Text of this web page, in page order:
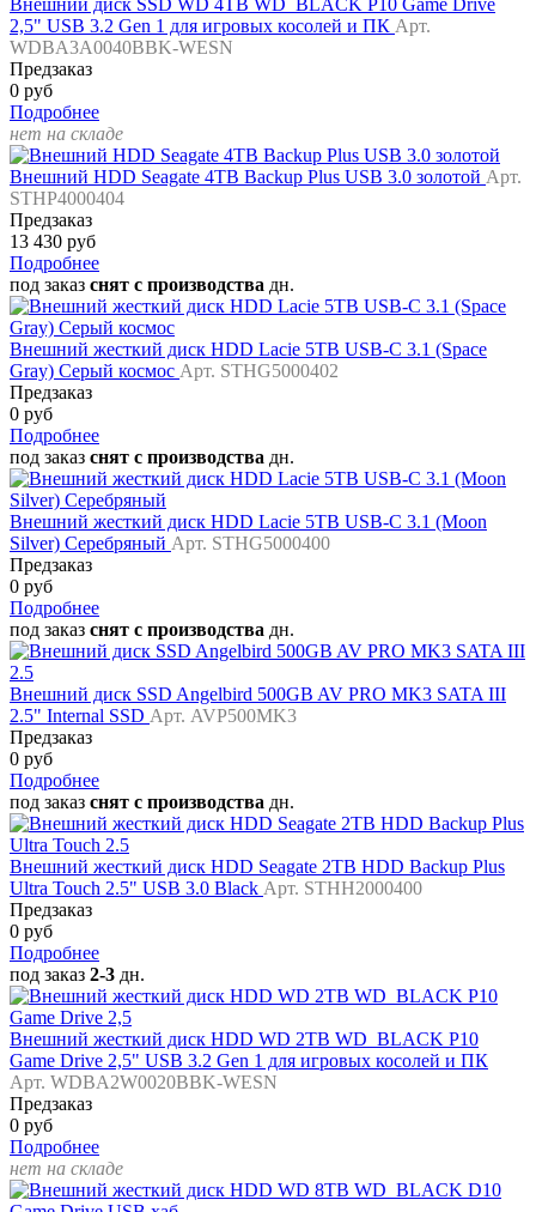
2,5" USB 3.2 Gen 1 для игровых косолей и ПК Арт.
WDBA3A0040BBK-WESN
Предзаказ
0 руб
Подробнее
нет на складе
Внешний HDD Seagate 4TB Backup Plus USB 3.0 золотой Арт.
STHP4000404
Предзаказ
13 430 руб
Подробнее
под заказ снят с производства дн.
Внешний жесткий диск HDD Lacie 5TB USB-C 3.1 (Space
Gray) Серый космос Арт. STHG5000402
Предзаказ
0 руб
Подробнее
под заказ снят с производства дн.
Внешний жесткий диск HDD Lacie 5TB USB-C 3.1 (Moon
Silver) Серебряный Арт. STHG5000400
Предзаказ
0 руб
Подробнее
под заказ снят с производства дн.
Внешний диск SSD Angelbird 500GB AV PRO MK3 SATA III
2.5" Internal SSD Арт. AVP500MK3
Предзаказ
0 руб
Подробнее
под заказ снят с производства дн.
Внешний жесткий диск HDD Seagate 2TB HDD Backup Plus
Ultra Touch 2.5" USB 3.0 Black Арт. STHH2000400
Предзаказ
0 руб
Подробнее
под заказ 2-3 дн.
Внешний жесткий диск HDD WD 2TB WD_BLACK P10
Game Drive 2,5" USB 3.2 Gen 1 для игровых косолей и ПК
Арт. WDBA2W0020BBK-WESN
Предзаказ
0 руб
Подробнее
нет на складе